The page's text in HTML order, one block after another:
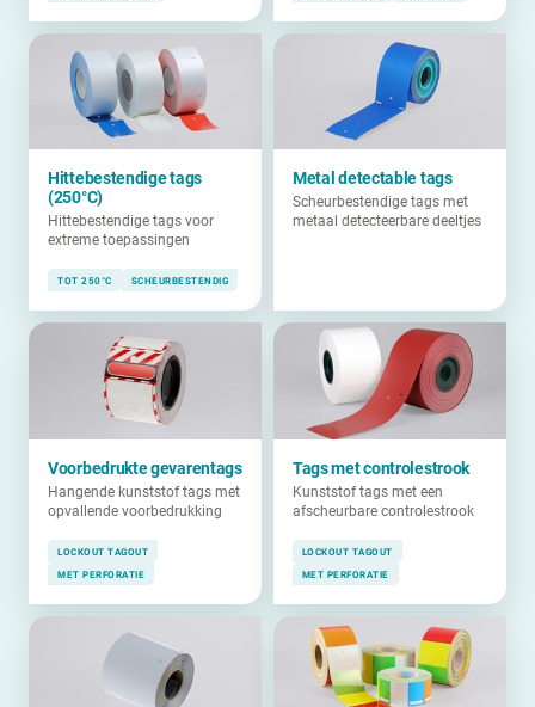
Hittebestendige tags
(250°C)
Hittebestendige tags voor
extreme toepassingen
TOT 250°C SCHEURBESTENDIG
Metal detectable tags
Scheurbestendige tags met
metaal detecteerbare deeltjes
Voorbedrukte gevarentags
Hangende kunststof tags met
opvallende voorbedrukking
LOCKOUT TAGOUT
MET PERFORATIE
Tags met controlestrook
Kunststof tags met een
afscheurbare controlestrook
LOCKOUT TAGOUT
MET PERFORATIE